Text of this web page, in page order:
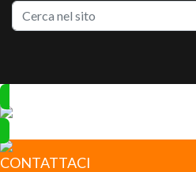
CONTATTACI